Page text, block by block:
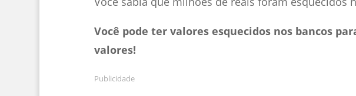
Você pode ter valores esquecidos nos bancos
valores!
Publicidade